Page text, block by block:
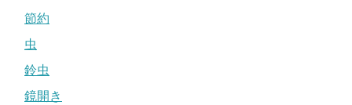
節約
虫
鈴虫
鏡開き